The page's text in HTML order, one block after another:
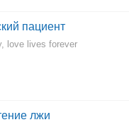
пациент
love lives forever
лжи